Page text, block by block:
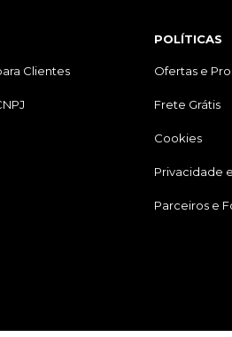
Clientes
POLÍTICAS
Ofertas e
Frete Grátis
Cookies
Privacidade
Parceiros e